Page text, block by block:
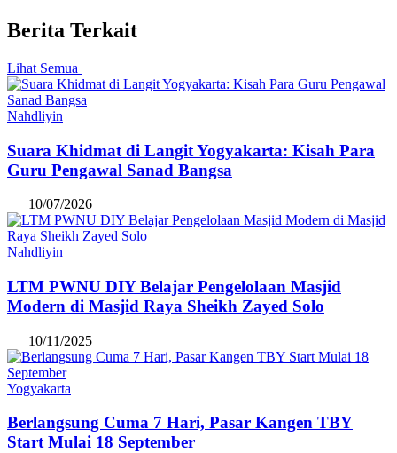
Berita Terkait
Lihat Semua
Nahdliyin
Suara Khidmat di Langit Yogyakarta: Kisah Para
Guru Pengawal Sanad Bangsa
10/07/2026
Nahdliyin
LTM PWNU DIY Belajar Pengelolaan Masjid
Modern di Masjid Raya Sheikh Zayed Solo
10/11/2025
Yogyakarta
Berlangsung Cuma 7 Hari, Pasar Kangen TBY
Start Mulai 18 September